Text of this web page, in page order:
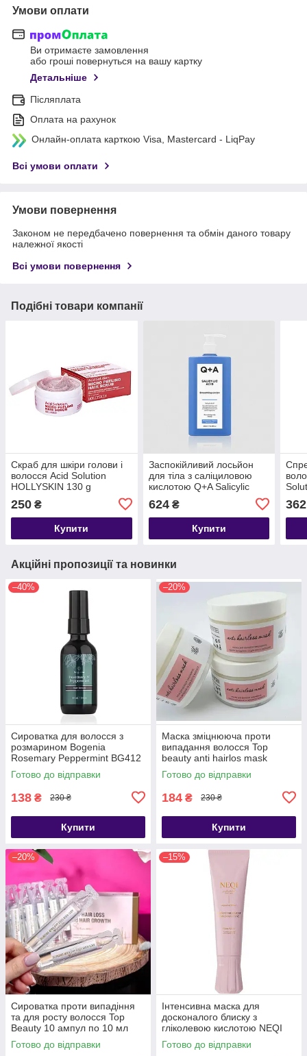
Умови оплати
Ви отримаєте замовлення
або гроші повернуться на вашу картку
Детальніше
Післяплата
Оплата на рахунок
Онлайн-оплата карткою Visa, Mastercard - LiqPay
Всі умови оплати
Умови повернення
Законом не передбачено повернення та обмін даного товару
належної якості
Всі умови повернення
Подібні товари компанії
Скраб для шкіри голови і
волосся Acid Solution
HOLLYSKIN 130 g
250 ₴
Купити
Заспокійливий лосьйон
для тіла з саліциловою
кислотою Q+A Salicylic
250ml
624₴
Купити
362
Акційні пропозиції та новинки
–40%
Сироватка для волосся з
розмарином Bogenia
Rosemary Peppermint BG412
[004] 60 мл
Готово до відправки
138 ₴ 230 ₴
Купити
–20%
Маска зміцнююча проти
випадання волосся Top
beauty anti hairlos mask
300мл
Готово до відправки
184 ₴ 230 ₴
Купити
–20%
Сироватка проти випадіння
та для росту волосся Top
Beauty 10 ампул по 10 мл
Готово до відправки
–15%
Інтенсивна маска для
досконалого блиску з
гліколевою кислотою NEQI
Treatment Treasure Gloss
Glaze 100ml
Готово до відправки